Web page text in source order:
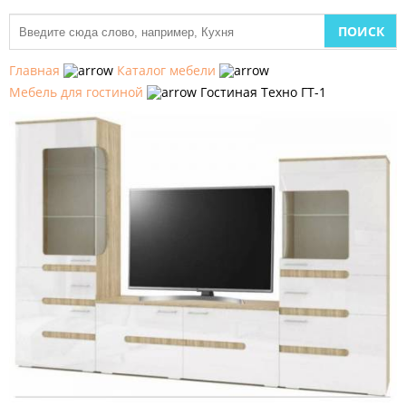
Главная
Каталог мебели
Мебель для гостиной
Гостиная Техно ГТ-1
МЕБЕЛЬ
КУХНИ
ДЕТСКАЯ
МЕБЕЛЬ
СПАЛЬНИ
ГОСТИНОЙ